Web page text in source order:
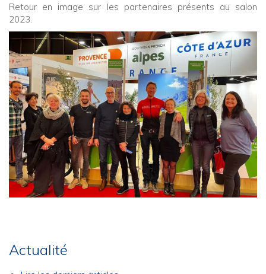
Retour en image sur les partenaires présents au salon
2023.
Actualité